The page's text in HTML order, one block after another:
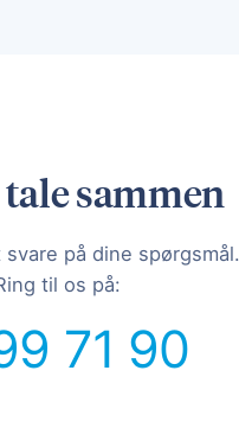
sammen
på dine spørgsmål.
til os på:
71 90